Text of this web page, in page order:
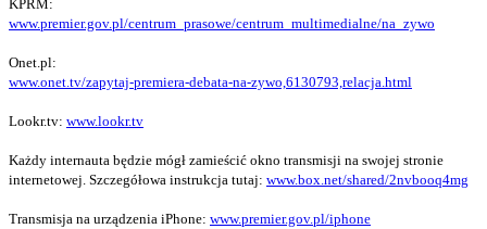
KPRM:
www.premier.gov.pl/centrum_prasowe/centrum_multimedialne/na_zywo
Onet.pl:
www.onet.tv/zapytaj-premiera-debata-na-zywo,6130793,relacja.html
Lookr.tv: www.lookr.tv
Każdy internauta będzie mógł zamieścić okno transmisji na swojej stronie
internetowej. Szczegółowa instrukcja tutaj: www.box.net/shared/2nvbooq4mg
Transmisja na urządzenia iPhone: www.premier.gov.pl/iphone